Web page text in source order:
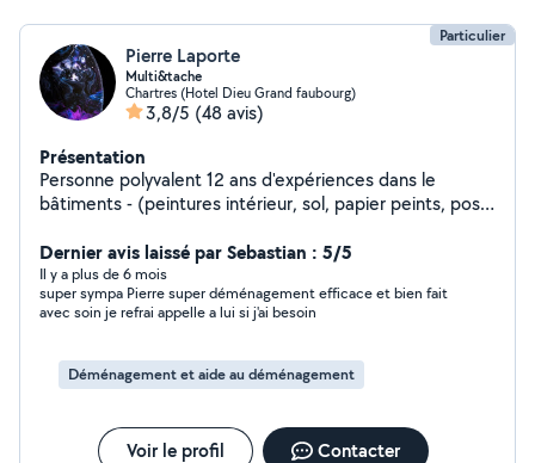
Particulier
Pierre Laporte
Multi&tache
Chartres (Hotel Dieu Grand faubourg)
3,8/5 (48 avis)
Présentation
Personne polyvalent 12 ans d'expériences dans le
bâtiments - (peintures intérieur, sol, papier peints, pose
transformation de pièces Déménagement-
Terrassement-jardinages - plaquiste et j'en passe.
Possibilité de ce déplacer Respectueux honnête
bienveillant . Je suis ici pour réaliser tout type de tâches
Hésitez pas à venir en privée pour toute questions
Dernier avis laissé par Sebastian : 5/5
Il y a plus de 6 mois
super sympa Pierre super déménagement efficace et bien fait
avec soin je refrai appelle a lui si j'ai besoin
Déménagement et aide au déménagement
Voir le profil Contacter